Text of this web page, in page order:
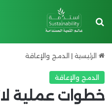
بحث عن
الرئيسية | الدمج والإعاقة
الدمج والإعاقة
خطوات عملية